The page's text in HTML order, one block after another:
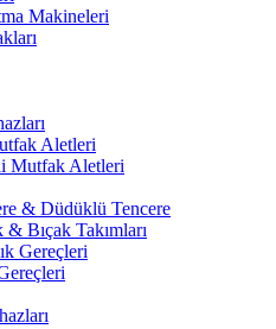
Makineleri
Aletleri
Mutfak Aletleri
& Düdüklü Tencere
Bıçak Takımları
Gereçleri